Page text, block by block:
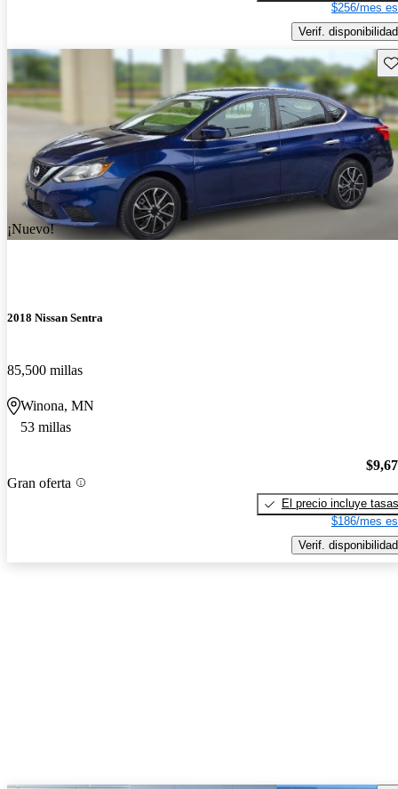
$256/mes
Verif. disponibilidad
¡Nuevo!
2018 Nissan Sentra
85,500 millas
Winona, MN
53 millas
Gran oferta
El precio incluye tasas
$186/mes
Verif. disponibilidad